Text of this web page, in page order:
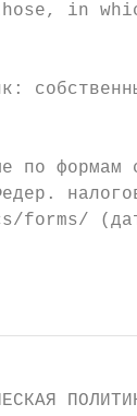
in
по формам
forms/